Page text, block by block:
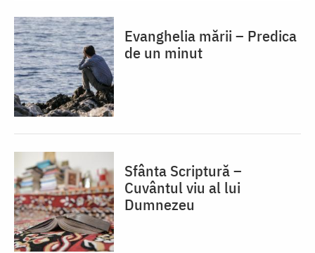
Evanghelia mării – Predica
de un minut
Sfânta Scriptură –
Cuvântul viu al lui
Dumnezeu